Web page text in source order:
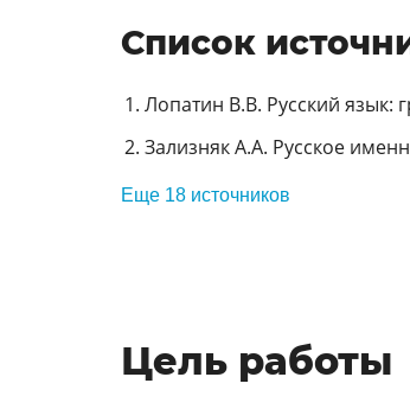
Список
Лопатин В.В. Русский язык:
Зализняк А.А. Русское
Еще 18 источников
Цель работы